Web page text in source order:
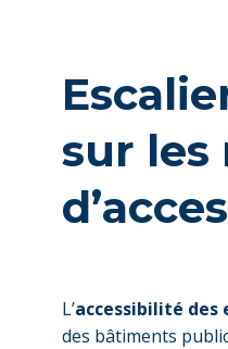
sur les
L’accessibilité des
des bâtiments